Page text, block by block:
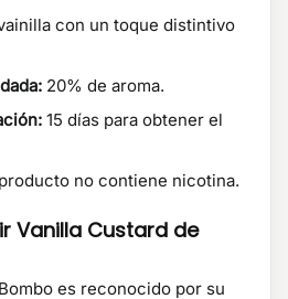
con un toque distintivo
20% de aroma.
15 días para obtener el
no contiene nicotina.
Vanilla Custard de
Bombo es reconocido por su